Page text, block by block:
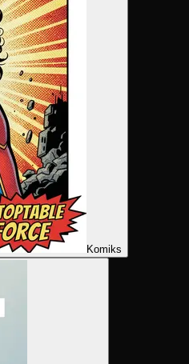
Komiks